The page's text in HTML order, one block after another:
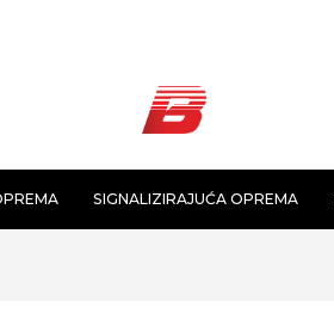
SIGNALIZIRAJUĆA OPREMA